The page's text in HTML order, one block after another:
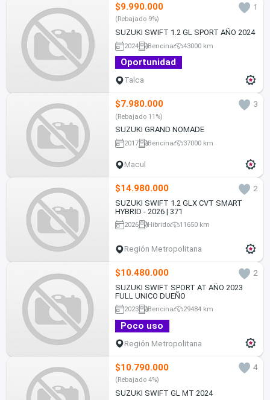
$9.990.000 1
(Rebajado 9%)
SUZUKI SWIFT 1.2 GL SPORT AÑO 2024
2024 Bencina 43000 km
Oportunidad
Talca
$7.980.000 3
(Rebajado 11%)
SUZUKI GRAND NOMADE
2017 Bencina 37000 km
Macul
$14.980.000
2
SUZUKI SWIFT 1.2 GLX CVT SMART
HYBRID - 2026 | 371
2026 Híbrido 11650 km
Región Metropolitana
$10.480.000
2
SUZUKI SWIFT SPORT AT AÑO 2023
FULL UNICO DUEÑO
2023 Bencina 29484 km
Poco uso
Región Metropolitana
$10.790.000 4
(Rebajado 4%)
SUZUKI SWIFT GL MT 2024